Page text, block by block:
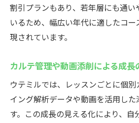
割引プランもあり、若年層にも通い
いるため、幅広い年代に適したコ
現されています。
カルテ管理や動画添削による成長
ウテミルでは、レッスンごとに個
イング解析データや動画を活用し
す。この成長の見える化により、自